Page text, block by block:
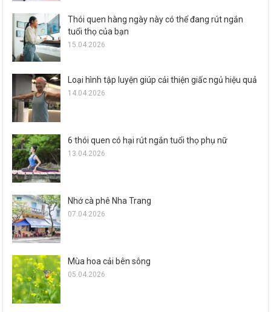
Thói quen hàng ngày này có thể đang rút ngắn
tuổi thọ của bạn
15.04.2026
Loại hình tập luyện giúp cải thiện giấc ngủ hiệu quả
14.04.2026
6 thói quen có hại rút ngắn tuổi thọ phụ nữ
13.04.2026
Nhớ cà phê Nha Trang
07.04.2026
Mùa hoa cải bên sông
05.04.2026